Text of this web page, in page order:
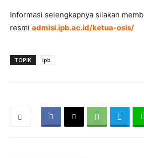
Informasi selengkapnya silakan
resmi admisi.ipb.ac.id/ketua-osis/
TOPIK ipb